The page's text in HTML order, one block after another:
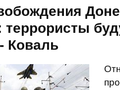
террористы
Коваль